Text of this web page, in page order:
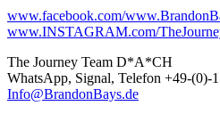
www.facebook.com/
www.INSTAGRAM.com/
The Journey Team D*A*CH
WhatsApp, Signal, Telefon +49-(0)-
Info@BrandonBays.de